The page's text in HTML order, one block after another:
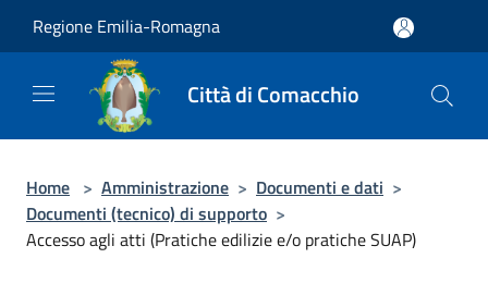
Regione Emilia-Romagna
Città di Comacchio
Home > Amministrazione > Documenti e dati >
Documenti (tecnico) di supporto >
Accesso agli atti (Pratiche edilizie e/o pratiche SUAP)